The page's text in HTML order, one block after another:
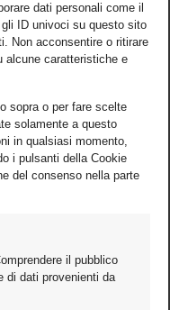
dati personali come il
ID univoci su questo sito
Non acconsentire o ritirare
alcune caratteristiche e
sopra o per fare scelte
solamente a questo
in qualsiasi momento,
i pulsanti della Cookie
del consenso nella parte
il pubblico
di dati provenienti da